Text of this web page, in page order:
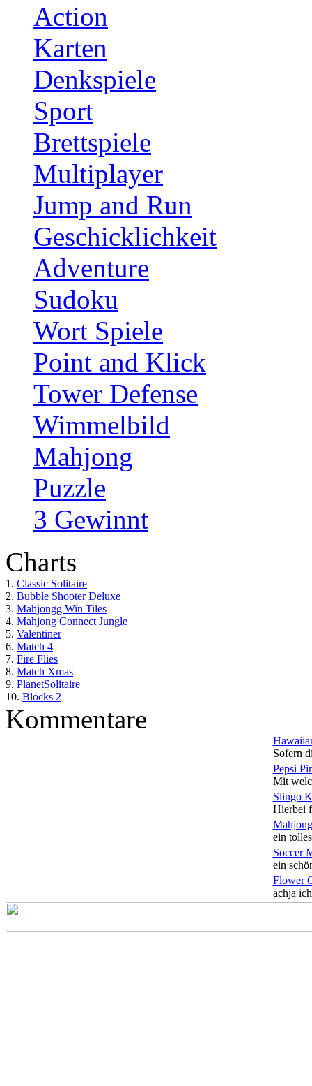
Action
Karten
Denkspiele
Sport
Brettspiele
Multiplayer
Jump and Run
Geschicklichkeit
Adventure
Sudoku
Wort Spiele
Point and Klick
Tower Defense
Wimmelbild
Mahjong
Puzzle
3 Gewinnt
Charts
1. Classic Solitaire
2. Bubble Shooter Deluxe
3. Mahjongg Win Tiles
4. Mahjong Connect Jungle
5. Valentiner
6. Match 4
7. Fire Flies
8. Match Xmas
9. PlanetSolitaire
10. Blocks 2
Kommentare
Sofern
Pepsi
Mit
Slingo
Hierbei
ein
Soccer
ein
Flower
achja